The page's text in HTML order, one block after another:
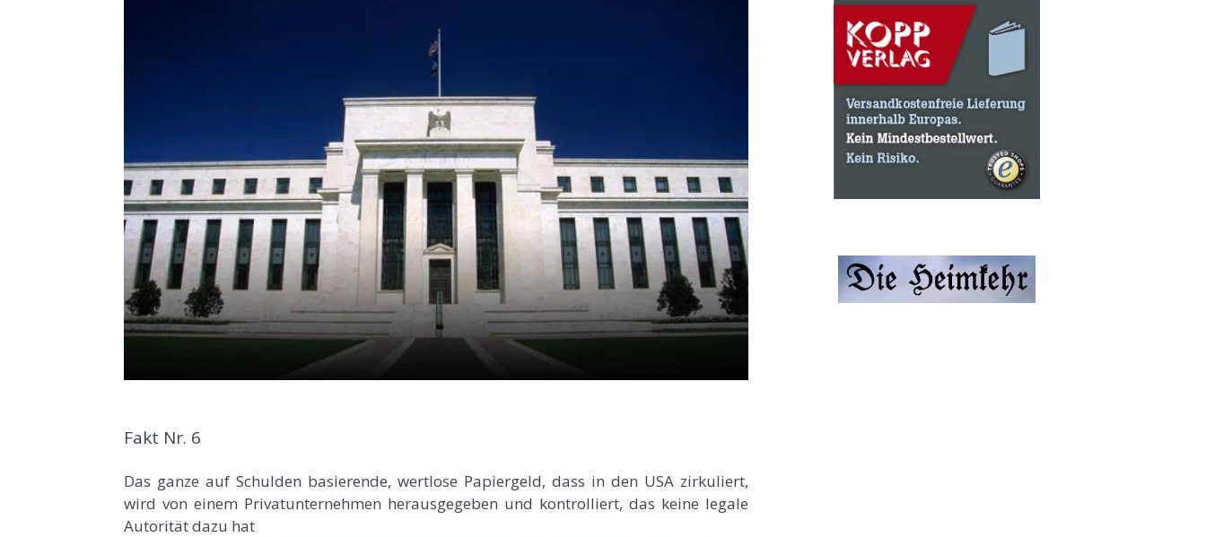
Fakt Nr. 6
Das ganze auf Schulden basierende, wertlose Papiergeld, dass in den USA zirkuliert,
wird von einem Privatunternehmen herausgegeben und kontrolliert, das keine legale
Autorität dazu hat